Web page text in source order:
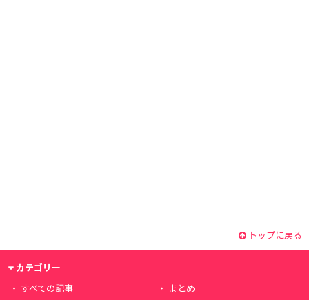
トップに戻る
カテゴリー
すべての記事
まとめ